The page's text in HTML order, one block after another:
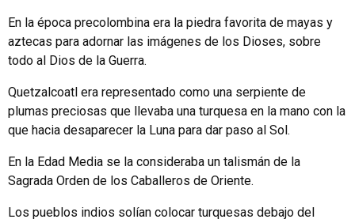
En la época precolombina era la piedra favorita de mayas y
aztecas para adornar las imágenes de los Dioses, sobre
todo al Dios de la Guerra.
Quetzalcoatl era representado como una serpiente de
plumas preciosas que llevaba una turquesa en la mano con la
que hacia desaparecer la Luna para dar paso al Sol.
En la Edad Media se la consideraba un talismán de la
Sagrada Orden de los Caballeros de Oriente.
Los pueblos indios solían colocar turquesas debajo del